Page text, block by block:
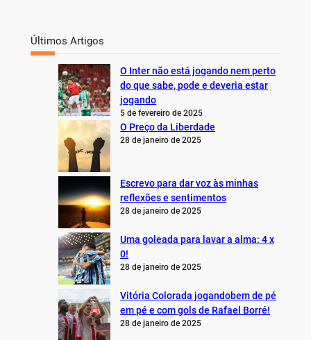
Últimos Artigos
O Inter não está jogando nem perto
do que sabe, pode e deveria estar
jogando
5 de fevereiro de 2025
O Preço da Liberdade
28 de janeiro de 2025
Escrevo para dar voz às minhas
reflexões e sentimentos
28 de janeiro de 2025
Uma goleada para lavar a alma: 4 x
0!
28 de janeiro de 2025
Vitória Colorada jogandobem de pé
em pé e com gols de Rafael Borré!
28 de janeiro de 2025